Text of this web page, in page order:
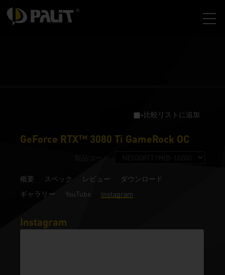
+比較リストに追加
GeForce RTX™ 3080 Ti GameRock OC
概要 スペック レビュー
ダウンロード
ギャラリー
YouTube Instagram
Instagram